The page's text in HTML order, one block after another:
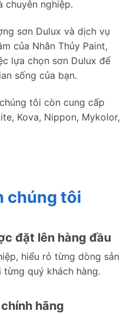
chuyên nghiệp.
sơn Dulux và dịch vụ
của Nhân Thủy Paint,
lựa chọn sơn Dulux để
sống của bạn.
tôi còn cung cấp
Kova, Nippon, Mykolor,
chúng tôi
đặt lên hàng đầu
hiểu rỏ từng dòng sản
từng quý khách hàng.
hãng